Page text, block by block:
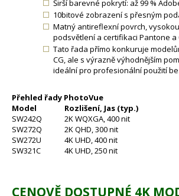
Širší barevné pokrytí: až 99 %
10bitové zobrazení s přesným
Matný antireflexní povrch,
podsvětlení a certifikaci Pantone a
Tato řada přímo konkuruje
CG, ale s výrazně výhodnějším
ideální pro profesionální použití
Přehled řady PhotoVue
Model
Rozlišení, Jas (typ.)
SW242Q
2K WQXGA, 400 nit
SW272Q
2K QHD, 300 nit
SW272U
4K UHD, 400 nit
SW321C
4K UHD, 250 nit
CENOVĚ DOSTUPNÉ 4K